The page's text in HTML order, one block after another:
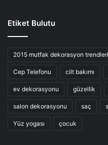
Etiket Bulutu
2015 mutfak dekorasyon trendleri
Cep Telefonu cilt bakımı
ev dekorasyonu güzellik
salon dekorasyonu saç
Yüz yogası çocuk